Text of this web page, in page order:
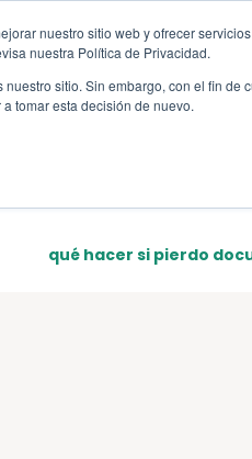
nuestro sitio web y ofrecer
nuestra Política de Privacidad.
sitio. Sin embargo, con el fin de
tomar esta decisión de nuevo.
Template
qué hacer si pierdo